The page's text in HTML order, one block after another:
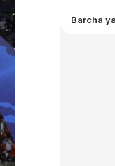
Barcha